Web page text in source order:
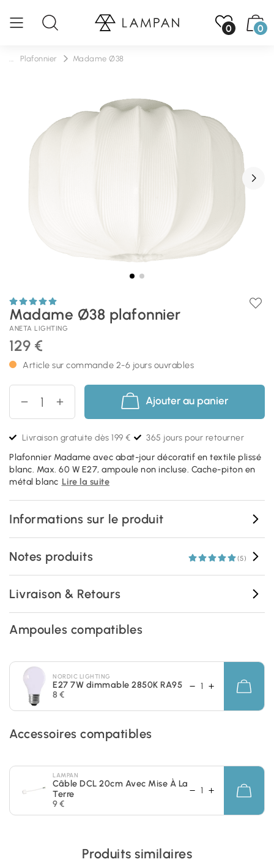
0 0
Plafonnier Madame Ø38
Madame Ø38 plafonnier
ANETA LIGHTING
129 €
Article sur commande 2-6 jours ouvrables
Ajouter au panier
Livraison gratuite dès 199 € 365 jours pour retourner
Plafonnier Madame avec abat-jour décoratif en textile plissé
blanc. Max. 60 W E27, ampoule non incluse. Cache-piton en
métal blanc Lire la suite
Informations sur le produit
Notes produits (5)
Livraison & Retours
Ampoules compatibles
NORDIC LIGHTING
E27 7W dimmable 2850K RA95
8 €
Accessoires compatibles
LAMPAN
Câble DCL 20cm Avec Mise À La
Terre
9 €
Produits similaires